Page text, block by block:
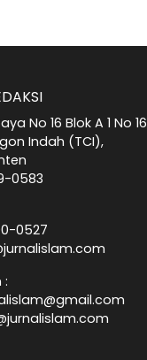
No 16 Blok A 1 No 16
Indah (TCI),
0583
0527
: